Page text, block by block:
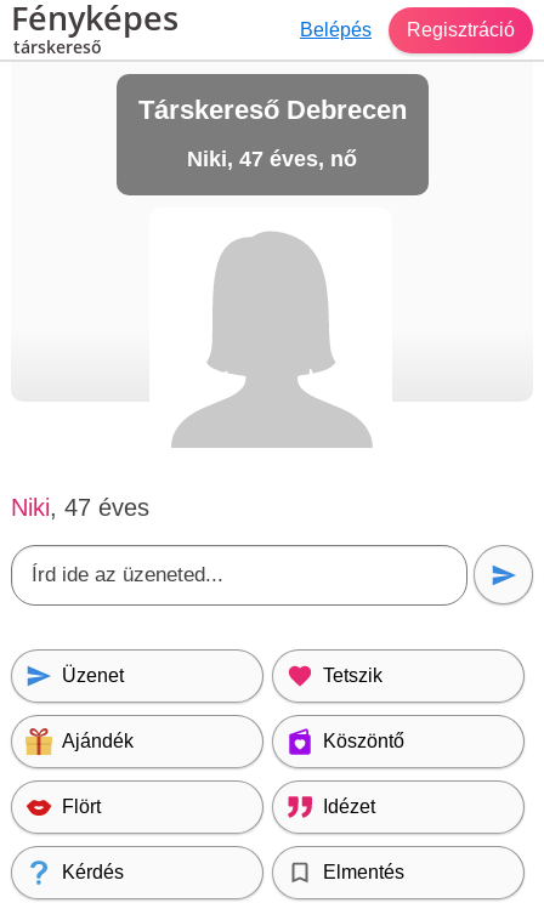
Fényképes
társkereső
Belépés Regisztráció
Társkereső Debrecen
Niki, 47 éves, nő
Niki, 47 éves
Üzenet Tetszik
Ajándék Köszöntő
Flört Idézet
Kérdés Elmentés